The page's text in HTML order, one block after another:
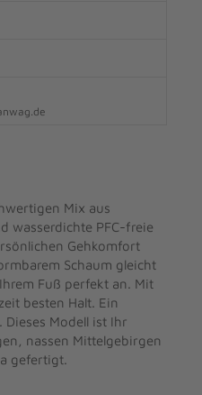
Mix aus
wasserdichte PFC-freie
Gehkomfort
Schaum gleicht
Fuß perfekt an. Mit
besten Halt. Ein
Modell ist Ihr
nassen Mittelgebirgen
gefertigt.